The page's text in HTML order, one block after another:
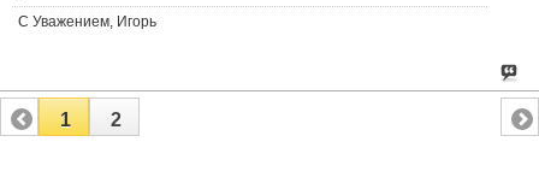
С Уважением, Игорь
1 2